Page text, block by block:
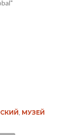
, МУЗЕЙ